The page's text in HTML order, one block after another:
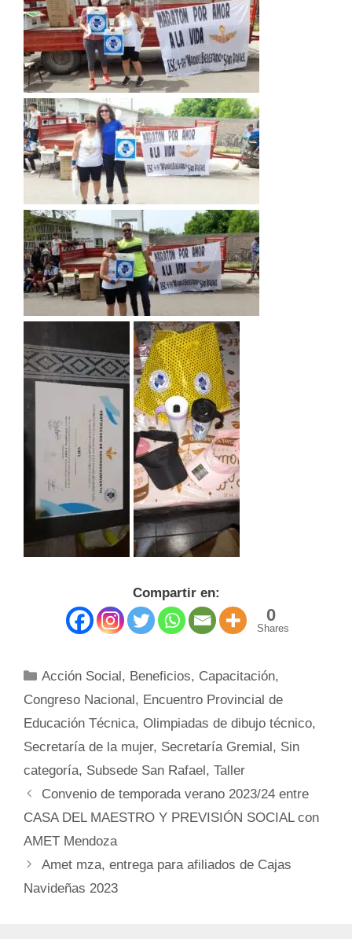
Compartir en:
0
Shares
Categorías
Acción Social, Beneficios, Capacitación,
Congreso Nacional, Encuentro Provincial de
Educación Técnica, Olimpiadas de dibujo técnico,
Secretaría de la mujer, Secretaría Gremial, Sin
categoría, Subsede San Rafael, Taller
Convenio de temporada verano 2023/24 entre
CASA DEL MAESTRO Y PREVISIÓN SOCIAL con
AMET Mendoza
Amet mza, entrega para afiliados de Cajas
Navideñas 2023